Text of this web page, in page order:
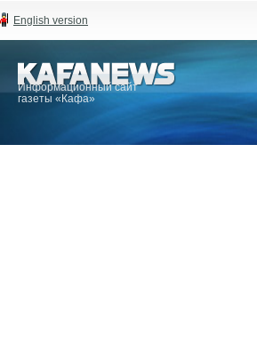
English version
Информационный сайт
газеты «Кафа»